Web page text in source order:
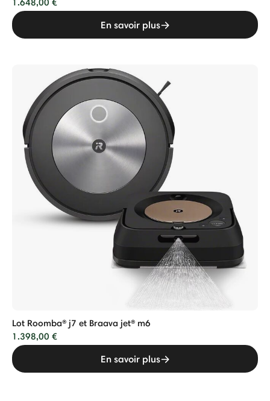
En savoir plus
Lot Roomba® j7 et Braava jet® m6
1.398,00 €
En savoir plus